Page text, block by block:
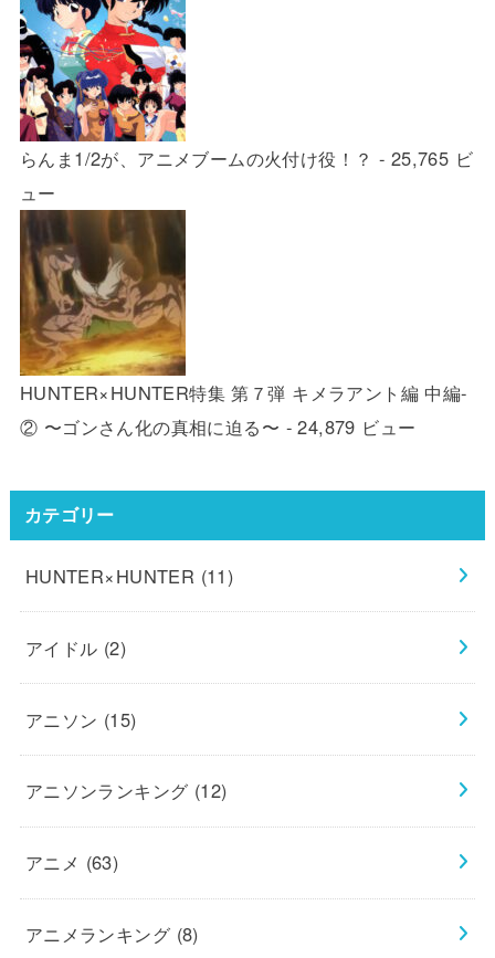
らんま1/2が、アニメブームの火付け役！？ - 25,765 ビ
ュー
HUNTER×HUNTER特集 第７弾 キメラアント編 中編-
② 〜ゴンさん化の真相に迫る〜 - 24,879 ビュー
カテゴリー
HUNTER×HUNTER (11)
アイドル (2)
アニソン (15)
アニソンランキング (12)
アニメ (63)
アニメランキング (8)